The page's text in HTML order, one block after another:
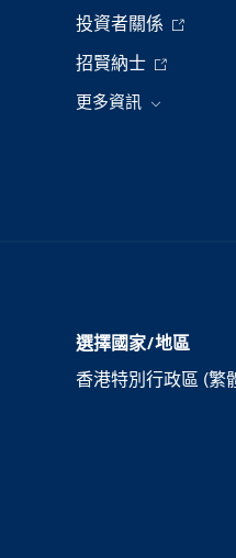
投資者關係
招賢納士
更多資訊
選擇國家/地區
香港特別行政區 (繁